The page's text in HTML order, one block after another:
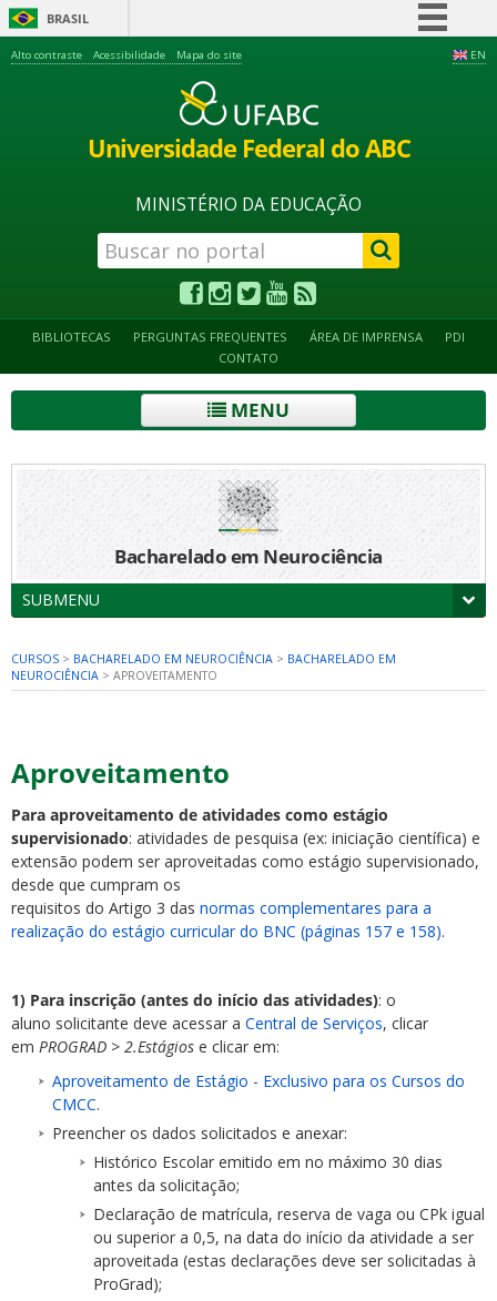
BRASIL
Acesso à informação
Legislação
Canais
EN
Alto contraste Acessibilidade Mapa do site
Universidade Federal do ABC
MINISTÉRIO DA EDUCAÇÃO
BIBLIOTECAS PERGUNTAS FREQUENTES ÁREA DE IMPRENSA
PDI
CONTATO
MENU
Bacharelado em Neurociência
SUBMENU
CURSOS > BACHARELADO EM NEUROCIÊNCIA > BACHARELADO EM
NEUROCIÊNCIA > APROVEITAMENTO
Aproveitamento
Para aproveitamento de atividades como estágio
supervisionado: atividades de pesquisa (ex: iniciação científica) e
extensão podem ser aproveitadas como estágio supervisionado,
desde que cumpram os
requisitos do Artigo 3 das normas complementares para a
realização do estágio curricular do BNC (páginas 157 e 158).
1) Para inscrição (antes do início das atividades): o
aluno solicitante deve acessar a Central de Serviços, clicar
em PROGRAD > 2.Estágios e clicar em:
Aproveitamento de Estágio - Exclusivo para os Cursos do
CMCC.
Preencher os dados solicitados e anexar:
Histórico Escolar emitido em no máximo 30 dias
antes da solicitação;
Declaração de matrícula, reserva de vaga ou CPk igual
ou superior a 0,5, na data do início da atividade a ser
aproveitada (estas declarações deve ser solicitadas à
ProGrad);